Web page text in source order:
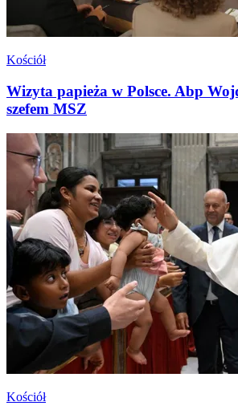
Kościół
Wizyta papieża w Polsce. Abp
szefem MSZ
Kościół